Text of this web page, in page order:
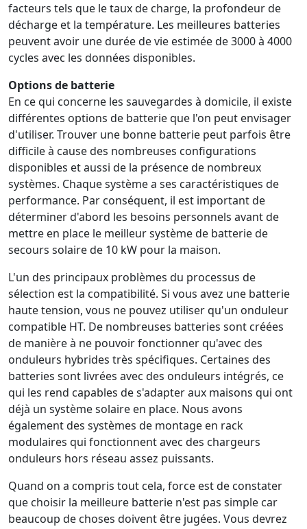
facteurs tels que le taux de charge, la profondeur de
décharge et la température. Les meilleures batteries
peuvent avoir une durée de vie estimée de 3000 à 4000
cycles avec les données disponibles.
Options de batterie
En ce qui concerne les sauvegardes à domicile, il existe
différentes options de batterie que l'on peut envisager
d'utiliser. Trouver une bonne batterie peut parfois être
difficile à cause des nombreuses configurations
disponibles et aussi de la présence de nombreux
systèmes. Chaque système a ses caractéristiques de
performance. Par conséquent, il est important de
déterminer d'abord les besoins personnels avant de
mettre en place le meilleur système de batterie de
secours solaire de 10 kW pour la maison.
L'un des principaux problèmes du processus de
sélection est la compatibilité. Si vous avez une batterie
haute tension, vous ne pouvez utiliser qu'un onduleur
compatible HT. De nombreuses batteries sont créées
de manière à ne pouvoir fonctionner qu'avec des
onduleurs hybrides très spécifiques. Certaines des
batteries sont livrées avec des onduleurs intégrés, ce
qui les rend capables de s'adapter aux maisons qui ont
déjà un système solaire en place. Nous avons
également des systèmes de montage en rack
modulaires qui fonctionnent avec des chargeurs
onduleurs hors réseau assez puissants.
Quand on a compris tout cela, force est de constater
que choisir la meilleure batterie n'est pas simple car
beaucoup de choses doivent être jugées. Vous devrez